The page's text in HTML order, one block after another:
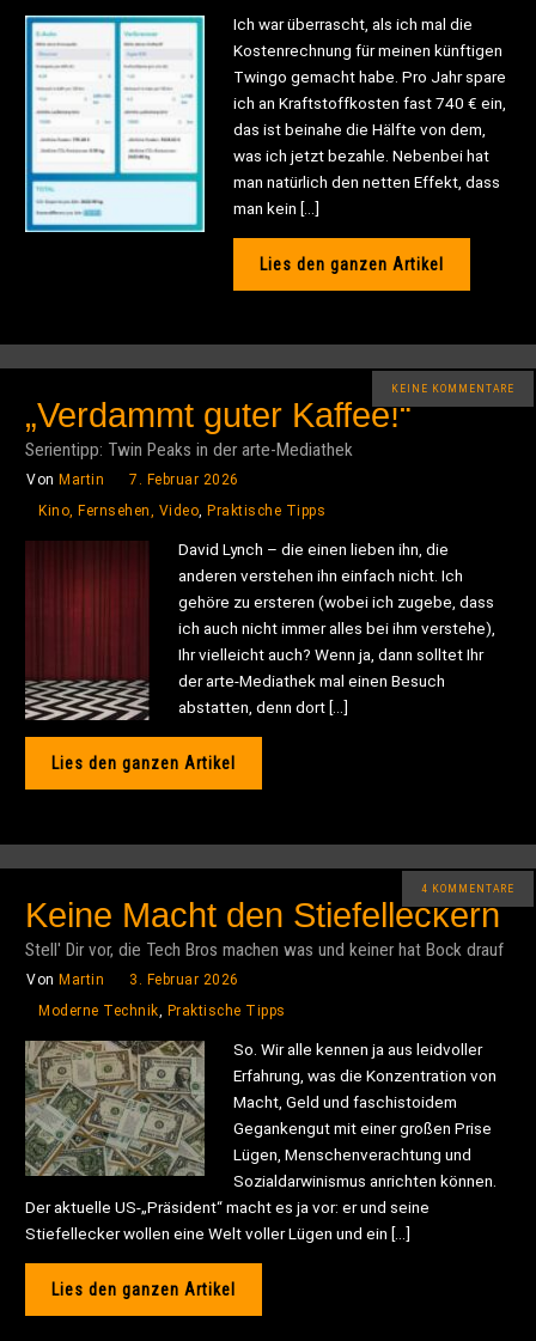
Ich war überrascht, als ich mal die
Kostenrechnung für meinen künftigen
Twingo gemacht habe. Pro Jahr spare
ich an Kraftstoffkosten fast 740 € ein,
das ist beinahe die Hälfte von dem,
was ich jetzt bezahle. Nebenbei hat
man natürlich den netten Effekt, dass
man kein […]
Lies den ganzen Artikel
KEINE KOMMENTARE
„Verdammt guter Kaffee!“
Serientipp: Twin Peaks in der arte-Mediathek
Von Martin
7. Februar 2026
Kino, Fernsehen, Video, Praktische Tipps
David Lynch – die einen lieben ihn, die
anderen verstehen ihn einfach nicht. Ich
gehöre zu ersteren (wobei ich zugebe, dass
ich auch nicht immer alles bei ihm verstehe),
Ihr vielleicht auch? Wenn ja, dann solltet Ihr
der arte-Mediathek mal einen Besuch
abstatten, denn dort […]
Lies den ganzen Artikel
4 KOMMENTARE
Keine Macht den Stiefelleckern
Stell' Dir vor, die Tech Bros machen was und keiner hat Bock drauf
Von Martin
3. Februar 2026
Moderne Technik, Praktische Tipps
So. Wir alle kennen ja aus leidvoller
Erfahrung, was die Konzentration von
Macht, Geld und faschistoidem
Gegankengut mit einer großen Prise
Lügen, Menschenverachtung und
Sozialdarwinismus anrichten können.
Der aktuelle US-„Präsident“ macht es ja vor: er und seine
Stiefellecker wollen eine Welt voller Lügen und ein […]
Lies den ganzen Artikel